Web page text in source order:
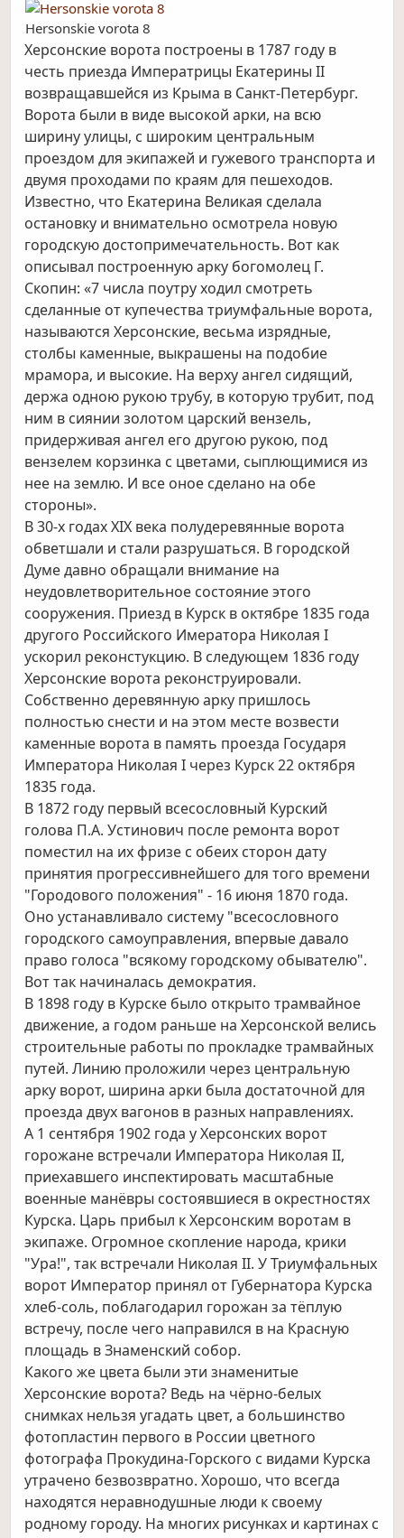
Hersonskie vorota 8
Херсонские ворота построены в 1787 году в
честь приезда Императрицы Екатерины II
возвращавшейся из Крыма в Санкт-Петербург.
Ворота были в виде высокой арки, на всю
ширину улицы, с широким центральным
проездом для экипажей и гужевого транспорта и
двумя проходами по краям для пешеходов.
Известно, что Екатерина Великая сделала
остановку и внимательно осмотрела новую
городскую достопримечательность. Вот как
описывал построенную арку богомолец Г.
Скопин: «7 числа поутру ходил смотреть
сделанные от купечества триумфальные ворота,
называются Херсонские, весьма изрядные,
столбы каменные, выкрашены на подобие
мрамора, и высокие. На верху ангел сидящий,
держа одною рукою трубу, в которую трубит, под
ним в сиянии золотом царский вензель,
придерживая ангел его другою рукою, под
вензелем корзинка с цветами, сыплющимися из
нее на землю. И все оное сделано на обе
стороны».
В 30-х годах XIX века полудеревянные ворота
обветшали и стали разрушаться. В городской
Думе давно обращали внимание на
неудовлетворительное состояние этого
сооружения. Приезд в Курск в октябре 1835 года
другого Российского Имератора Николая I
ускорил реконстукцию. В следующем 1836 году
Херсонские ворота реконструировали.
Собственно деревянную арку пришлось
полностью снести и на этом месте возвести
каменные ворота в память проезда Государя
Императора Николая I через Курск 22 октября
1835 года.
В 1872 году первый всесословный Курский
голова П.А. Устинович после ремонта ворот
поместил на их фризе с обеих сторон дату
принятия прогрессивнейшего для того времени
"Городового положения" - 16 июня 1870 года.
Оно устанавливало систему "всесословного
городского самоуправления, впервые давало
право голоса "всякому городскому обывателю".
Вот так начиналась демократия.
В 1898 году в Курске было открыто трамвайное
движение, а годом раньше на Херсонской велись
строительные работы по прокладке трамвайных
путей. Линию проложили через центральную
арку ворот, ширина арки была достаточной для
проезда двух вагонов в разных направлениях.
А 1 сентября 1902 года у Херсонских ворот
горожане встречали Императора Николая II,
приехавшего инспектировать масштабные
военные манёвры состоявшиеся в окрестностях
Курска. Царь прибыл к Херсонским воротам в
экипаже. Огромное скопление народа, крики
"Ура!", так встречали Николая II. У Триумфальных
ворот Император принял от Губернатора Курска
хлеб-соль, поблагодарил горожан за тёплую
встречу, после чего направился в на Красную
площадь в Знаменский собор.
Какого же цвета были эти знаменитые
Херсонские ворота? Ведь на чёрно-белых
снимках нельзя угадать цвет, а большинство
фотопластин первого в России цветного
фотографа Прокудина-Горского с видами Курска
утрачено безвозвратно. Хорошо, что всегда
находятся неравнодушные люди к своему
родному городу. На многих рисунках и картинах с